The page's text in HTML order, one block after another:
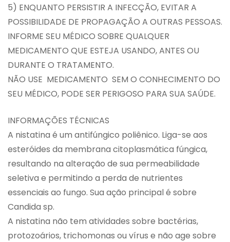
5) ENQUANTO PERSISTIR A INFECÇÃO, EVITAR A
POSSIBILIDADE DE PROPAGAÇÃO A OUTRAS PESSOAS.
INFORME SEU MÉDICO SOBRE QUALQUER
MEDICAMENTO QUE ESTEJA USANDO, ANTES OU
DURANTE O TRATAMENTO.
NÃO USE MEDICAMENTO SEM O CONHECIMENTO DO
SEU MÉDICO, PODE SER PERIGOSO PARA SUA SAÚDE.
INFORMAÇÕES TÉCNICAS
A nistatina é um antifúngico poliênico. Liga-se aos
esteróides da membrana citoplasmática fúngica,
resultando na alteração de sua permeabilidade
seletiva e permitindo a perda de nutrientes
essenciais ao fungo. Sua ação principal é sobre
Candida sp.
A nistatina não tem atividades sobre bactérias,
protozoários, trichomonas ou vírus e não age sobre